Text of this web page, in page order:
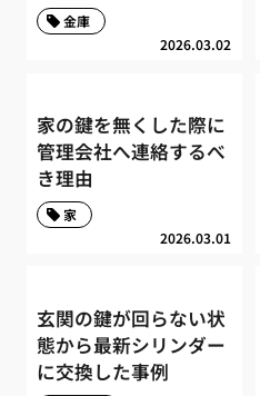
2026.03.02
金庫
家の鍵を無くした際に
管理会社へ連絡するべ
き理由
2026.03.01
家
玄関の鍵が回らない状
態から最新シリンダー
に交換した事例